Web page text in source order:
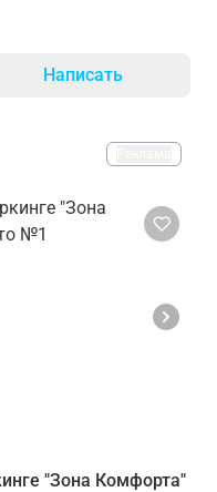
Написать
"Зона Комфорта"